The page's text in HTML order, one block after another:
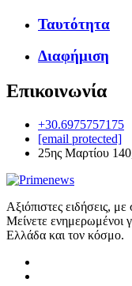
Ταυτότητα
Διαφήμιση
Επικοινωνία
+30.6975757175
[email protected]
25ης Μαρτίου
Αξιόπιστες ειδήσεις,
Μείνετε ενημερωμένοι
Ελλάδα και τον κόσμο.